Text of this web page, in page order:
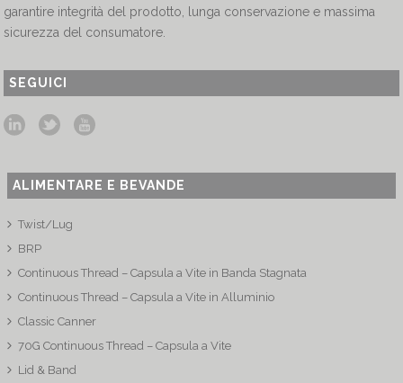
garantire integrità del prodotto, lunga conservazione e massima
sicurezza del consumatore.
SEGUICI
ALIMENTARE E BEVANDE
Twist/Lug
BRP
Continuous Thread – Capsula a Vite in Banda Stagnata
Continuous Thread – Capsula a Vite in Alluminio
Classic Canner
70G Continuous Thread – Capsula a Vite
Lid & Band